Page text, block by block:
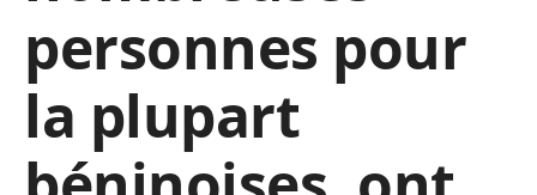
personnes pour
la plupart